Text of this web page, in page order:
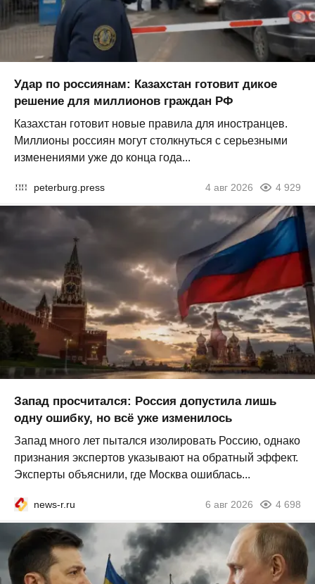
Удар по россиянам: Казахстан готовит дикое
решение для миллионов граждан РФ
Казахстан готовит новые правила для иностранцев.
Миллионы россиян могут столкнуться с серьезными
изменениями уже до конца года...
peterburg.press 4 авг 2026 4 929
Запад просчитался: Россия допустила лишь
одну ошибку, но всё уже изменилось
Запад много лет пытался изолировать Россию, однако
признания экспертов указывают на обратный эффект.
Эксперты объяснили, где Москва ошиблась...
news-r.ru 6 авг 2026 4 698